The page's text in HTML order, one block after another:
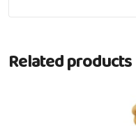
Related products